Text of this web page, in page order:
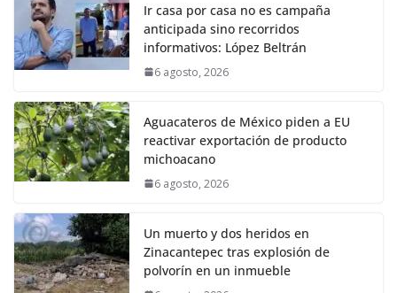
Ir casa por casa no es campaña
anticipada sino recorridos
informativos: López Beltrán
6 agosto, 2026
Aguacateros de México piden a EU
reactivar exportación de producto
michoacano
6 agosto, 2026
Un muerto y dos heridos en
Zinacantepec tras explosión de
polvorín en un inmueble